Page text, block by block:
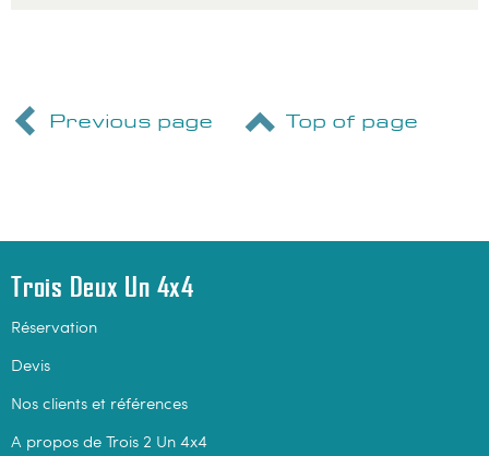
Previous page Top of page
Trois Deux Un 4x4
Réservation
Devis
Nos clients et références
A propos de Trois 2 Un 4x4